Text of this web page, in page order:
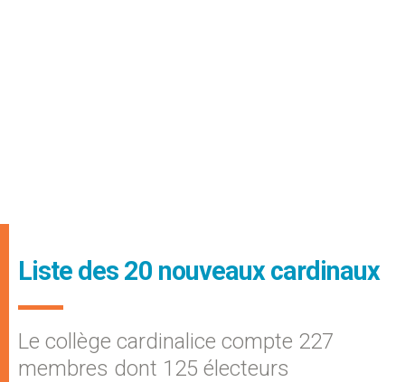
Liste des 20 nouveaux cardinaux
Le collège cardinalice compte 227
membres dont 125 électeurs